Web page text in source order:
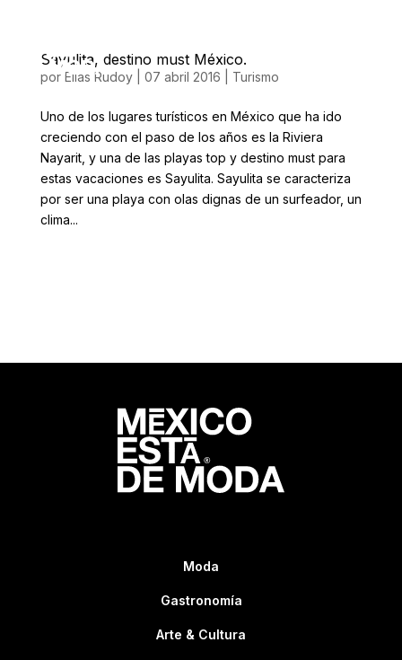
Sayulita, destino must México.
por Elias Rudoy| 07 abril 2016 Turismo
Uno de los lugares turísticos en México que ha ido
creciendo con el paso de los años es la Riviera
Nayarit, y una de las playas top y destino must para
estas vacaciones es Sayulita. Sayulita se caracteriza
por ser una playa con olas dignas de un surfeador, un
clima...
Moda
Gastronomía
Arte & Cultura